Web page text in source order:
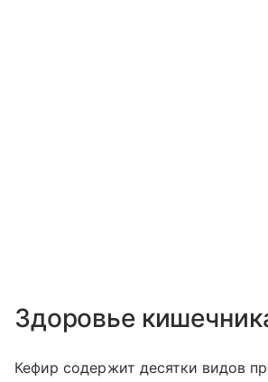
Здоровье
Кефир содержит десятки видов